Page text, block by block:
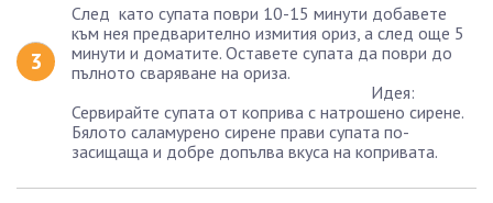
След като супата поври 10-15 минути добавете
към нея предварително измития ориз, а след още 5
минути и доматите. Оставете супата да поври до
пълното сваряване на ориза.
Идея:
Сервирайте супата от коприва с натрошено сирене.
Бялото саламурено сирене прави супата по-
засищаща и добре допълва вкуса на копривата.